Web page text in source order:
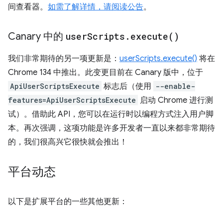
间查看器。 如需了解详情，请阅读公告。
Canary 中的 userScripts . execute( )
我们非常期待的另一项更新是： userScripts.execute() 将在
Chrome 134 中推出。此变更目前在 Canary 版中，位于
ApiUserScriptsExecute 标志后（使用 --enable-
features=ApiUserScriptsExecute 启动 Chrome 进行测
试）。借助此 API，您可以在运行时以编程方式注入用户脚
本。再次强调，这项功能是许多开发者一直以来都非常期待
的，我们很高兴它很快就会推出！
平台动态
以下是扩展平台的一些其他更新：